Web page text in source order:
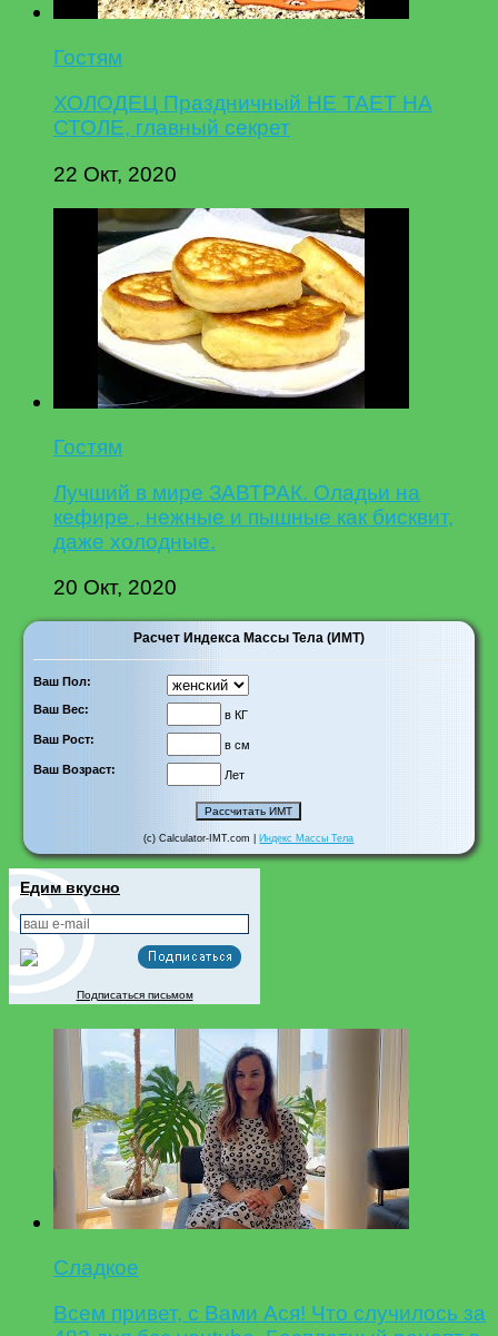
Гостям
ХОЛОДЕЦ Праздничный НЕ ТАЕТ НА
СТОЛЕ, главный секрет
22 Окт, 2020
Гостям
Лучший в мире ЗАВТРАК. Оладьи на
кефире , нежные и пышные как бисквит,
даже холодные.
20 Окт, 2020
Расчет Индекса Массы Тела (ИМТ)
Ваш Пол:
Ваш Вес:
в КГ
Ваш Рост:
в см
Ваш Возраст:
Лет
(c) Calculator-IMT.com | Индекс Массы Тела
Едим вкусно
Подписаться письмом
Сладкое
Всем привет, с Вами Ася! Что случилось за